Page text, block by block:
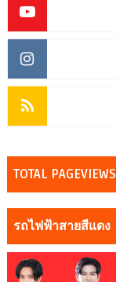
TOTAL PAGEVIEWS
รถไฟฟ้าสายสีแดง